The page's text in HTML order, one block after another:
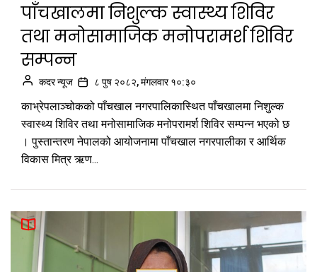
पाँचखालमा निशुल्क स्वास्थ्य शिविर
तथा मनोसामाजिक मनोपरामर्श शिविर
सम्पन्न
कदर न्यूज ८ पुष २०८२, मंगलवार १०:३०
काभ्रेपलाञ्चोकको पाँचखाल नगरपालिकास्थित पाँचखालमा निशुल्क
स्वास्थ्य शिविर तथा मनोसामाजिक मनोपरामर्श शिविर सम्पन्न भएको छ
। पुस्तान्तरण नेपालको आयोजनामा पाँचखाल नगरपालीका र आर्थिक
विकास मित्र ऋण...